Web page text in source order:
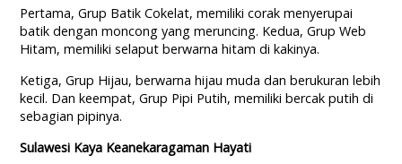
Pertama, Grup Batik Cokelat, memiliki corak menyerupai
batik dengan moncong yang meruncing. Kedua, Grup Web
Hitam, memiliki selaput berwarna hitam di kakinya.
Ketiga, Grup Hijau, berwarna hijau muda dan berukuran lebih
kecil. Dan keempat, Grup Pipi Putih, memiliki bercak putih di
sebagian pipinya.
Sulawesi Kaya Keanekaragaman Hayati